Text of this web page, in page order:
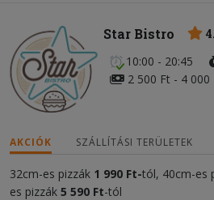
Star Bistro
10:00 - 20:45
2 500 Ft - 4 000
AKCIÓK SZÁLLÍTÁSI TERÜLETEK
32cm-es pizzák 1 990 Ft-tól, 40cm-es
es pizzák 5 590 Ft-tól